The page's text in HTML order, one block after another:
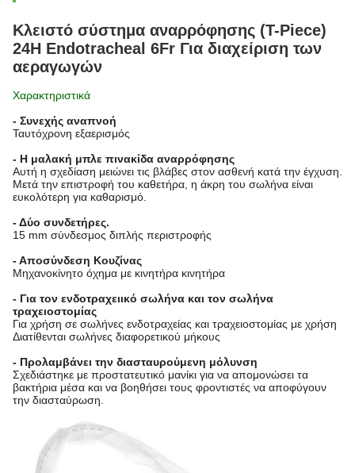
Κλειστό σύστημα αναρρόφησης (T-Piece)
24H Endotracheal 6Fr Για διαχείριση των
αεραγωγών
Χαρακτηριστικά
- Συνεχής αναπνοή
Ταυτόχρονη εξαερισμός
- Η μαλακή μπλε πινακίδα αναρρόφησης
Αυτή η σχεδίαση μειώνει τις βλάβες στον ασθενή κατά την έγχυση.
Μετά την επιστροφή του καθετήρα, η άκρη του σωλήνα είναι
ευκολότερη για καθαρισμό.
- Δύο συνδετήρες.
15 mm σύνδεσμος διπλής περιστροφής
- Αποσύνδεση Κουζίνας
Μηχανοκίνητο όχημα με κινητήρα κινητήρα
- Για τον ενδοτραχειικό σωλήνα και τον σωλήνα
τραχειοστομίας
Για χρήση σε σωλήνες ενδοτραχείας και τραχειοστομίας με χρήση
Διατίθενται σωλήνες διαφορετικού μήκους
- Προλαμβάνει την διασταυρούμενη μόλυνση
Σχεδιάστηκε με προστατευτικό μανίκι για να απομονώσει τα
βακτήρια μέσα και να βοηθήσει τους φροντιστές να αποφύγουν
την διασταύρωση.